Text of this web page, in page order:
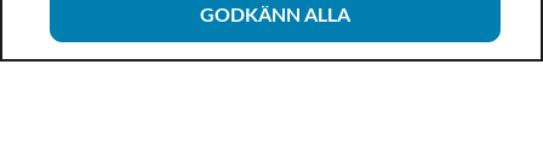
GODKÄNN ALLA